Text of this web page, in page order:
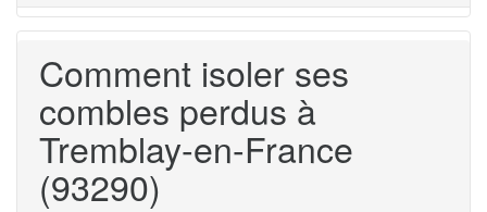
Comment isoler ses
combles perdus à
Tremblay-en-France
(93290)